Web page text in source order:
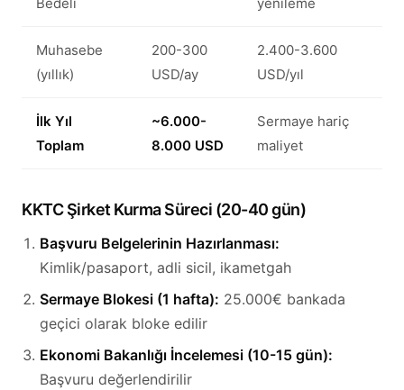
Muhasebe
(yıllık)
200-300
USD/ay
2.400-3.600
USD/yıl
İlk Yıl
Toplam
~6.000-
8.000 USD
Sermaye hariç
maliyet
KKTC Şirket Kurma Süreci (20-40 gün)
Başvuru Belgelerinin Hazırlanması:
Kimlik/pasaport, adli sicil, ikametgah
Sermaye Blokesi (1 hafta): 25.000€ bankada
geçici olarak bloke edilir
Ekonomi Bakanlığı İncelemesi (10-15 gün):
Başvuru değerlendirilir